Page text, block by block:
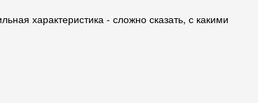
характеристика - сложно сказать, с какими